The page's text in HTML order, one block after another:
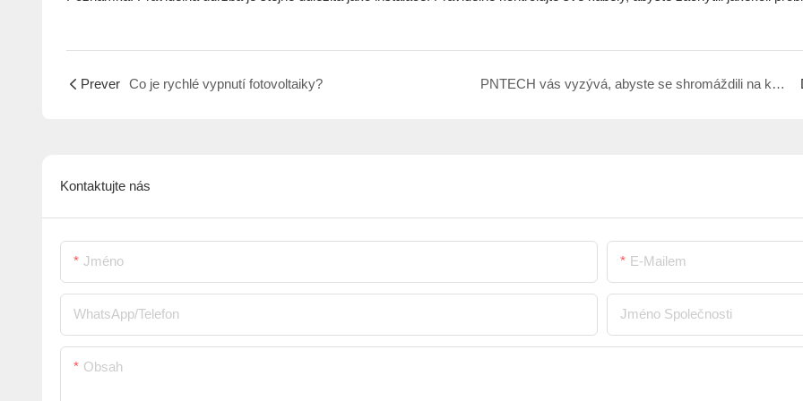
Prever Co je rychlé vypnutí fotovoltaiky? PNTECH vás vyzývá, abyste se shromáždili na konferenci o využití solární energie Jinan 2025 k prozkoumání efektivních řešení pro připojení energie!
Kontaktujte nás
Jméno E-Mailem
WhatsApp/telefon Jméno Společnosti
Obsah